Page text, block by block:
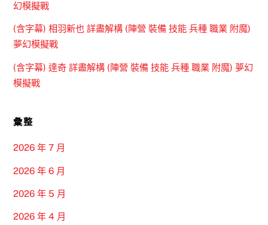
幻模擬戰
(含字幕) 相羽新也 詳盡解構 (陣營 裝備 技能 兵種 職業 附魔)
夢幻模擬戰
(含字幕) 達奇 詳盡解構 (陣營 裝備 技能 兵種 職業 附魔) 夢幻
模擬戰
彙整
2026 年 7 月
2026 年 6 月
2026 年 5 月
2026 年 4 月